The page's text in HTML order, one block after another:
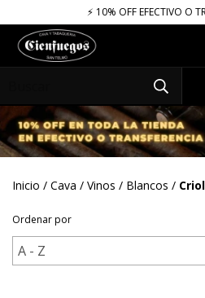
⚡​​​ 10% OFF EFECTIVO O
Inicio / Cava / Vinos / Blancos /
Ordenar por